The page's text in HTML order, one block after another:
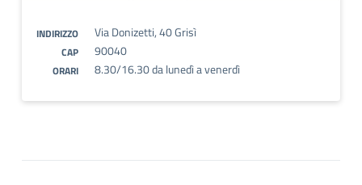
INDIRIZZO Via Donizetti, 40 Grisì
CAP 90040
ORARI 8.30/16.30 da lunedì a venerdì